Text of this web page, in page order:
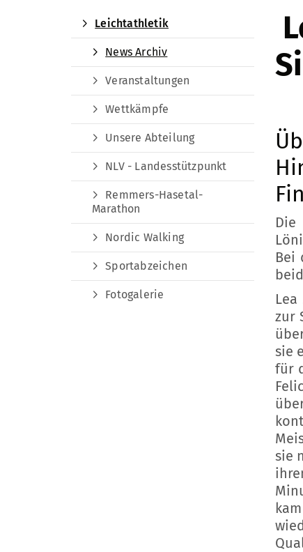
Bei
zur
sie
für
sie
Leichtathletik
News Archiv
Veranstaltungen
Wettkämpfe
Unsere Abteilung
NLV - Landesstützpunkt
Remmers-Hasetal-
Marathon
Nordic Walking
Sportabzeichen
Fotogalerie